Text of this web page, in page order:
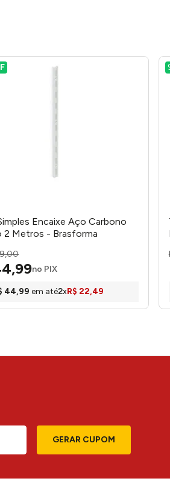
Encaixe Aço Carbono
2 Metros - Brasforma
,00
,99no PIX
44,99 em até2xR$ 22,49
GERAR CUPOM